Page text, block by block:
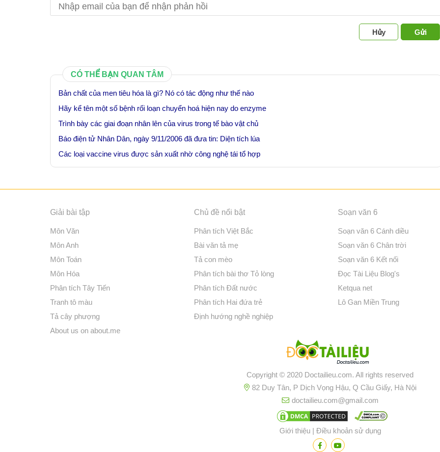
Hủy Gửi
CÓ THỂ BẠN QUAN TÂM
Bản chất của men tiêu hóa là gì? Nó có tác động như thế nào
Hãy kể tên một số bệnh rối loạn chuyển hoá hiện nay do enzyme
Trình bày các giai đoạn nhân lên của virus trong tế bào vật chủ
Báo điện tử Nhân Dân, ngày 9/11/2006 đã đưa tin: Diện tích lúa
Các loại vaccine virus được sản xuất nhờ công nghệ tái tổ hợp
Giải bài tập
Môn Văn
Môn Anh
Môn Toán
Môn Hóa
Phân tích Tây Tiến
Tranh tô màu
Tả cây phượng
About us on about.me
Chủ đề nổi bật
Phân tích Việt Bắc
Bài văn tả mẹ
Tả con mèo
Phân tích bài thơ Tỏ lòng
Phân tích Đất nước
Phân tích Hai đứa trẻ
Định hướng nghề nghiệp
Soạn văn 6
Soạn văn 6 Cánh diều
Soạn văn 6 Chân trời
Soạn văn 6 Kết nối
Đọc Tài Liệu Blog's
Ketqua net
Lô Gan Miền Trung
Copyright © 2020 Doctailieu.com. All rights reserved
82 Duy Tân, P Dịch Vọng Hậu, Q Cầu Giấy, Hà Nội
doctailieu.com@gmail.com
Giới thiệu| Điều khoản sử dụng